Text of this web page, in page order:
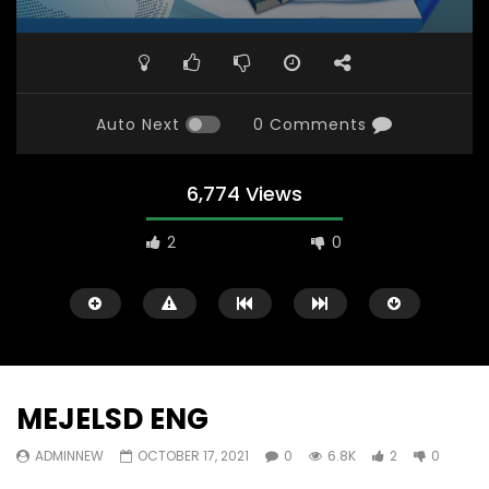
Auto Next 0 Comments
6,774 Views
2 0
MEJELSD ENG
ADMINNEW OCTOBER 17, 2021 0 6.8K 2 0